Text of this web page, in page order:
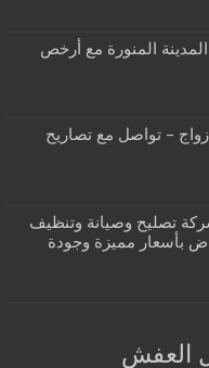
المنورة مع أرخص
– تواصل مع تصاريح
تصليح وصيانة وتنظيف
بأسعار مميزة وجودة
العفش